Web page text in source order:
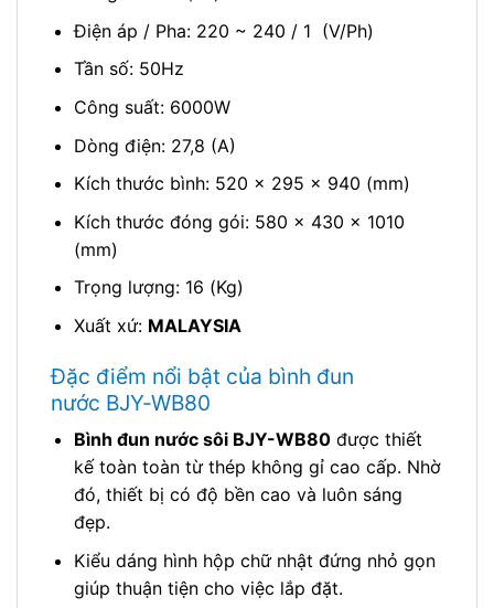
Điện áp / Pha: 220 ~ 240 / 1 (V/Ph)
Tần số: 50Hz
Công suất: 6000W
Dòng điện: 27,8 (A)
Kích thước bình: 520 x 295 x 940 (mm)
Kích thước đóng gói: 580 x 430 x 1010
(mm)
Trọng lượng: 16 (Kg)
Xuất xứ: MALAYSIA
Đặc điểm nổi bật của bình đun
nước BJY-WB80
Bình đun nước sôi BJY-WB80được thiết
kế toàn toàn từ thép không gỉ cao cấp. Nhờ
đó, thiết bị có độ bền cao và luôn sáng
đẹp.
Kiểu dáng hình hộp chữ nhật đứng nhỏ gọn
giúp thuận tiện cho việc lắp đặt.